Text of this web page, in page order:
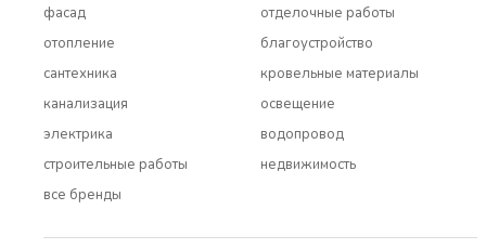
фасад
отопление
сантехника
канализация
электрика
строительные работы
все бренды
отделочные работы
благоустройство
кровельные материалы
освещение
водопровод
недвижимость